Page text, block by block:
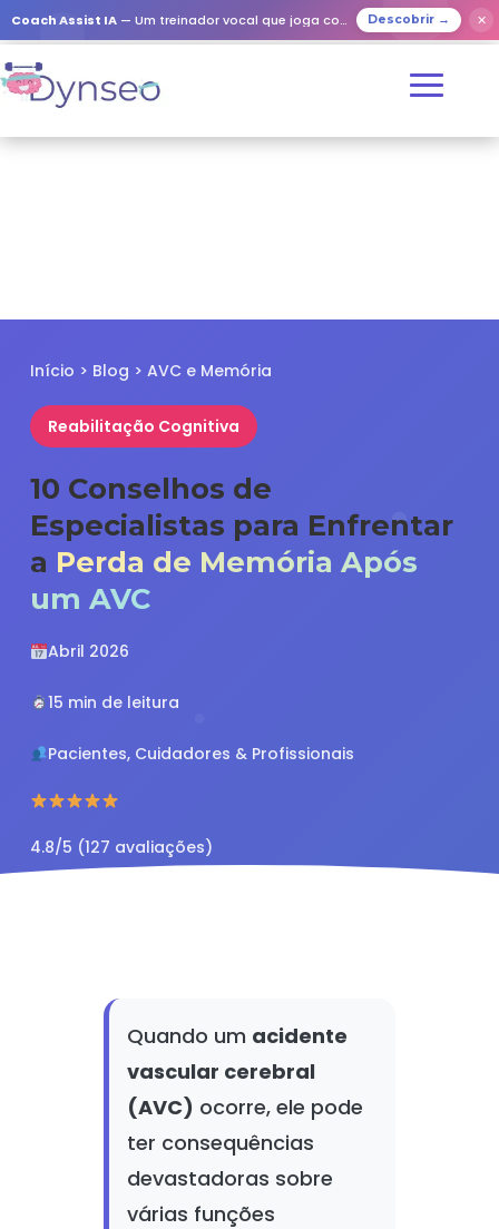
Coach Assist IA — Um treinador vocal que joga com os seus entes queridos Descobrir → ✕
Início > Blog > AVC e Memória
Reabilitação Cognitiva
10 Conselhos de
Especialistas para Enfrentar
a Perda de Memória Após
um AVC
Abril 2026
15 min de leitura
Pacientes, Cuidadores & Profissionais
4.8/5 (127 avaliações)
Quando um acidente
vascular cerebral
(AVC) ocorre, ele pode
ter consequências
devastadoras sobre
várias funções